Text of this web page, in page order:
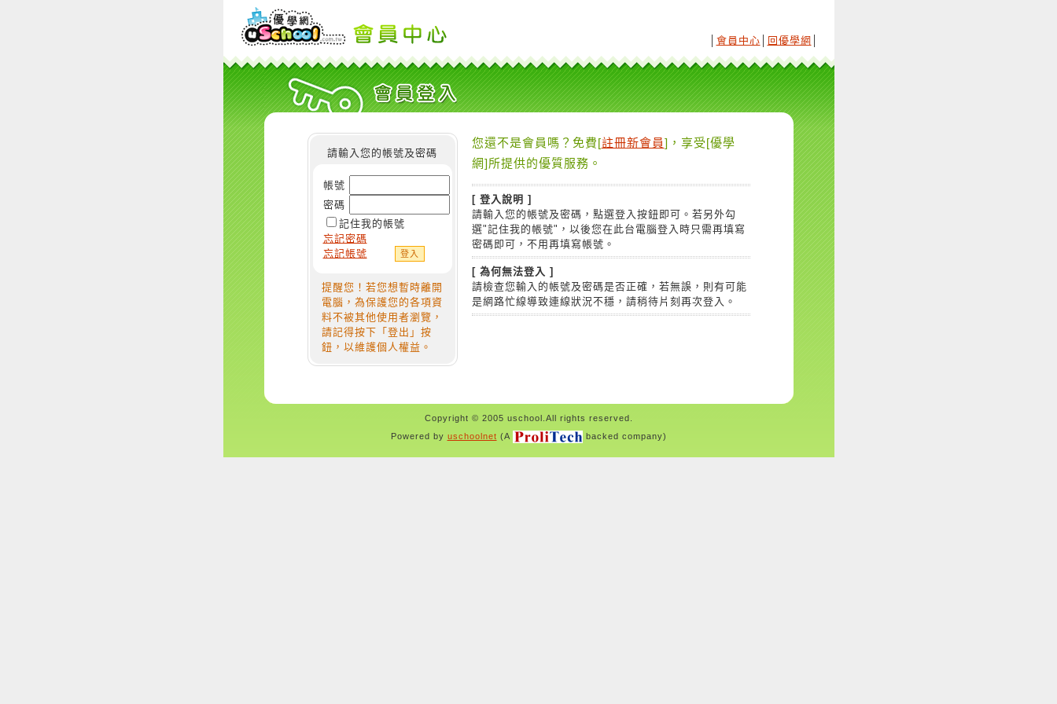
會員中心 回優學網
請輸入您的帳號及密碼
帳號
密碼
記住我的帳號
忘記密碼
忘記帳號
提醒您！若您想暫時離開
電腦，為保護您的各項資
料不被其他使用者瀏覽，
請記得按下「登出」按
鈕，以維護個人權益。
您還不是會員嗎？免費[註冊新會員]，享受[優學
網]所提供的優質服務。
[ 登入說明 ]
請輸入您的帳號及密碼，點選登入按鈕即可。若另外勾
選"記住我的帳號"，以後您在此台電腦登入時只需再填寫
密碼即可，不用再填寫帳號。
[ 為何無法登入 ]
請檢查您輸入的帳號及密碼是否正確，若無誤，則有可能
是網路忙線導致連線狀況不穩，請稍待片刻再次登入。
Copyright © 2005 uschool.All rights reserved.
Powered by uschoolnet (A backed company)